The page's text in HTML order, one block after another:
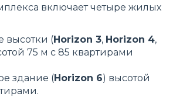
включает четыре жилых
высотки (Horizon 3, Horizon 4,
75 м с 85 квартирами
здание (Horizon 6) высотой